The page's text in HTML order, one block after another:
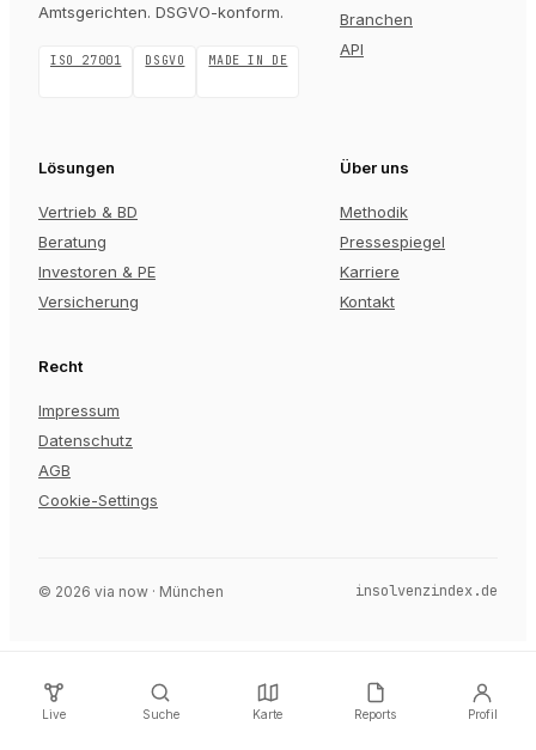
Amtsgerichten. DSGVO-konform.
ISO 27001 DSGVO MADE IN DE
Branchen
API
Lösungen
Vertrieb & BD
Beratung
Investoren & PE
Versicherung
Über uns
Methodik
Pressespiegel
Karriere
Kontakt
Recht
Impressum
Datenschutz
AGB
Cookie-Settings
© 2026 via now · München insolvenzindex.de
Live Suche Karte Reports Profil